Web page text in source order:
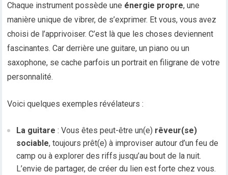
Chaque instrument possède une énergie propre, une
manière unique de vibrer, de s’exprimer. Et vous, vous avez
choisi de l’apprivoiser. C’est là que les choses deviennent
fascinantes. Car derrière une guitare, un piano ou un
saxophone, se cache parfois un portrait en filigrane de votre
personnalité.
Voici quelques exemples révélateurs :
La guitare : Vous êtes peut-être un(e) rêveur(se)
sociable, toujours prêt(e) à improviser autour d’un feu de
camp ou à explorer des riffs jusqu’au bout de la nuit.
L’envie de partager, de créer du lien est forte chez vous.